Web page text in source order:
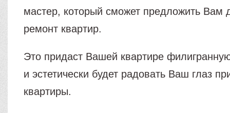
мастер, который сможет предложить Вам
ремонт квартир.
Это придаст Вашей квартире
и эстетически будет радовать Ваш глаз
квартиры.